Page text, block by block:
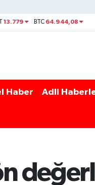
13.779 BTC 64.944,08
Haber Adli